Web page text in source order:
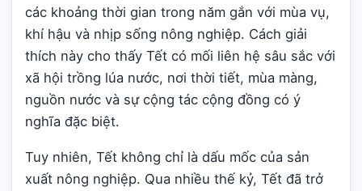
các khoảng thời gian trong năm gắn với mùa vụ,
khí hậu và nhịp sống nông nghiệp. Cách giải
thích này cho thấy Tết có mối liên hệ sâu sắc với
xã hội trồng lúa nước, nơi thời tiết, mùa màng,
nguồn nước và sự cộng tác cộng đồng có ý
nghĩa đặc biệt.
Tuy nhiên, Tết không chỉ là dấu mốc của sản
xuất nông nghiệp. Qua nhiều thế kỷ, Tết đã trở